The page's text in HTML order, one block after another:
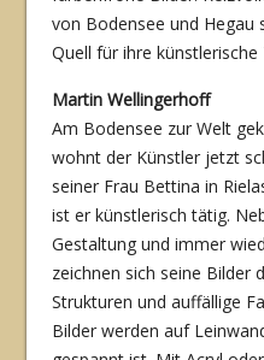
von Bodensee und Hegau
Quell für ihre künstlerische
Martin Wellingerhoff
Am Bodensee zur Welt
wohnt der Künstler jetzt
seiner Frau Bettina in
ist er künstlerisch tätig.
Gestaltung und immer
zeich­nen sich seine Bilder
Strukturen und auffällige
Bilder werden auf